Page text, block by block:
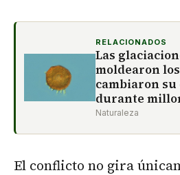
RELACIONADOS
Las
moldearon
cambiaron
durante
Naturaleza
El conflicto no gira